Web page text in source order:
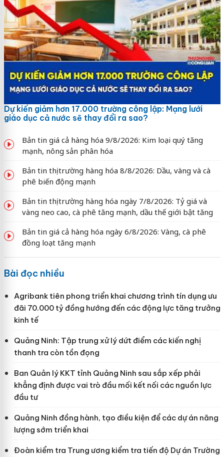
Dự kiến giảm hơn 17.000 trường công lập: Mạng lưới
giáo dục cả nước sẽ thay đổi ra sao?
Bản tin giá cả hàng hóa 9/8/2026: Kim loại quý tăng
mạnh, nông sản phân hóa
Bản tin thị trường hàng hóa 8/8/2026: Dầu, vàng và cà
phê biến động mạnh
Bản tin thị trường hàng hóa ngày 7/8/2026: Tỷ giá và
vàng neo cao, cà phê tăng mạnh, dầu thế giới bật tăng
Bản tin giá cả hàng hóa ngày 6/8/2026: Vàng, cà phê
đồng loạt tăng mạnh
Bài đọc nhiều
Agribank tiên phong triển khai chương trình tín dụng ưu
đãi 70.000 tỷ đồng hướng đến các động lực tăng trưởng
kinh tế
Quảng Ninh: Tập trung xử lý dứt điểm các kiến nghị
thanh tra còn tồn đọng
Ban Quản lý KKT tỉnh Quảng Ninh sau sắp xếp phải
khẳng định được vai trò đầu mối kết nối các nguồn lực
đầu tư
Quảng Ninh đồng hành, tạo điều kiện để các dự án năng
lượng sớm triển khai
Đoàn kiểm tra Trung ương kiểm tra tiến độ Dự án Trường